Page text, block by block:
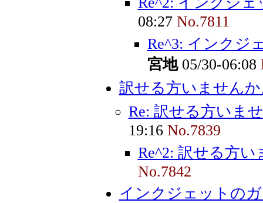
08:27 No.7811
Re^3: インクジ
宮地05/30-06:08
訳せる方いません
Re: 訳せる方いま
19:16 No.7839
Re^2: 訳せる方い
No.7842
インクジェットの